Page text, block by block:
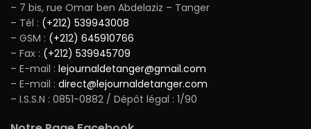
– 7 bis, rue Omar ben Abdelaziz – Tanger
– Tél : (+212) 539943008
– GSM : (+212) 645910766
– Fax : (+212) 539945709
– E-mail : lejournaldetanger@gmail.com
– E-mail : direct@lejournaldetanger.com
– I.S.S.N : 0851-0882 / Dépôt légal : 1/90